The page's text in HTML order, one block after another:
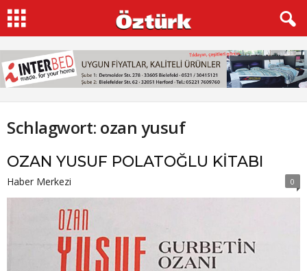
Schlagwort: ozan yusuf
OZAN YUSUF POLATOĞLU KİTABI
Haber Merkezi 0